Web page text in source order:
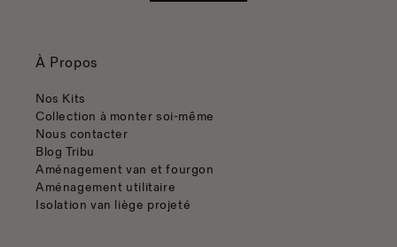
À Propos
Nos Kits
Collection à monter soi-même
Nous contacter
Blog Tribu
Aménagement van et fourgon
Aménagement utilitaire
Isolation van liège projeté